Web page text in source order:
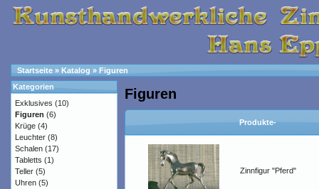
Startseite » Katalog » Figuren
Figuren
Produkte-
Zinnfigur "Pferd"
Kategorien
Exklusives (10)
Figuren (6)
Krüge (4)
Leuchter (8)
Schalen (17)
Tabletts (1)
Teller (5)
Uhren (5)